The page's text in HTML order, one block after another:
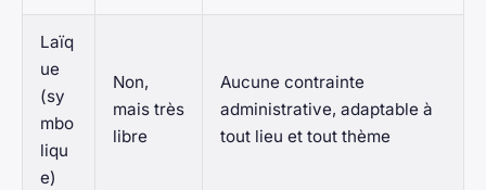
Laïq
ue
(sy
mbo
liqu
e)
Non,
mais très
libre
Aucune contrainte
administrative, adaptable à
tout lieu et tout thème